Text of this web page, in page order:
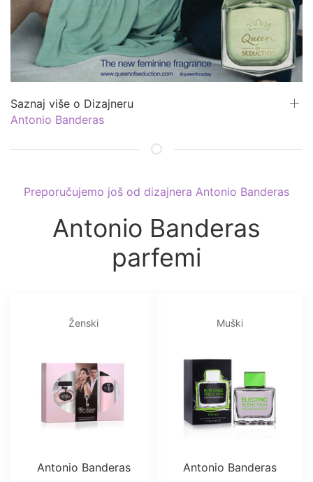
Saznaj više o Dizajneru
Antonio Banderas
Preporučujemo još od dizajnera Antonio Banderas
Antonio Banderas
parfemi
Ženski
Antonio Banderas
Muški
Antonio Banderas